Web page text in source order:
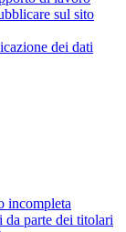
sul sito
dei dati
incompleta
da parte dei titolari